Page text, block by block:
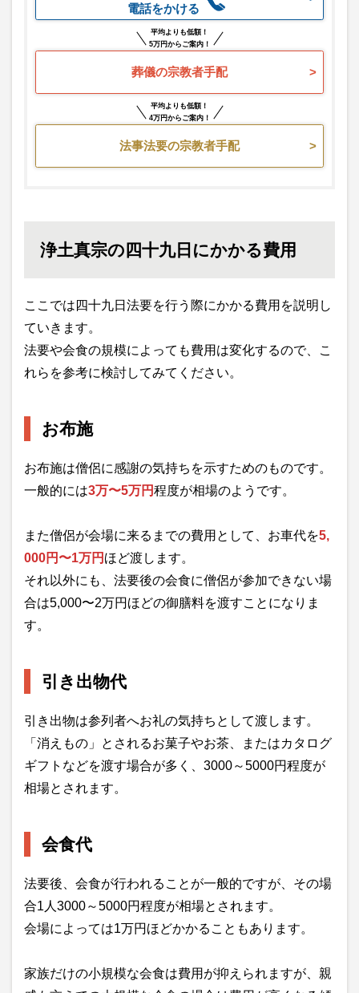
電話をかける
平均よりも低額！
5万円からご案内！
葬儀の宗教者手配
平均よりも低額！
4万円からご案内！
法事法要の宗教者手配
浄土真宗の四十九日にかかる費用
ここでは四十九日法要を行う際にかかる費用を説明し
ていきます。
法要や会食の規模によっても費用は変化するので、こ
れらを参考に検討してみてください。
お布施
お布施は僧侶に感謝の気持ちを示すためのものです。
一般的には3万〜5万円程度が相場のようです。
また僧侶が会場に来るまでの費用として、お車代を5,
000円〜1万円 ほど渡します。
それ以外にも、法要後の会食に僧侶が参加できない場
合は5,000〜2万円ほどの御膳料を渡すことになりま
す。
引き出物代
引き出物は参列者へお礼の気持ちとして渡します。
「消えもの」とされるお菓子やお茶、またはカタログ
ギフトなどを渡す場合が多く、3000～5000円程度が
相場とされます。
会食代
法要後、会食が行われることが一般的ですが、その場
合1人3000～5000円程度が相場とされます。
会場によっては1万円ほどかかることもあります。
家族だけの小規模な会食は費用が抑えられますが、親